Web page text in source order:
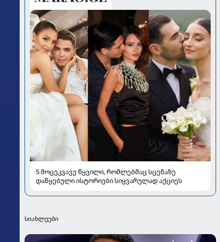
5 მოცეკვავე წყვილი, რომლებმაც სცენაზე
დაწყებული ისტორიები სიყვარულად აქციეს
სიახლეები